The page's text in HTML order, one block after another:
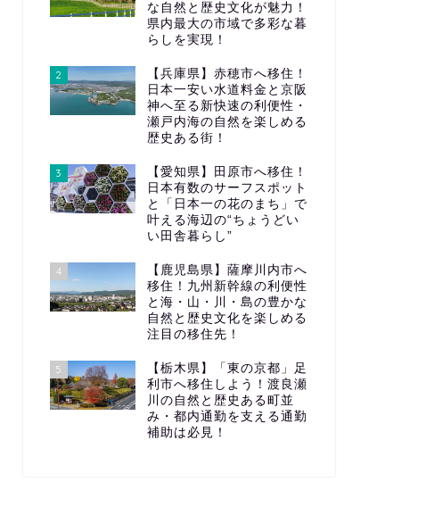
な自然と歴史文化が魅力！
県内最大の市域で多彩な暮
らしを実現！
2
【兵庫県】赤穂市へ移住！
日本一安い水道料金と京阪
神へ至る新快速の利便性・
瀬戸内海の自然を楽しめる
歴史ある街！
3
【愛知県】田原市へ移住！
日本有数のサーフスポット
と「日本一の花のまち」で
叶える海辺の“ちょうどい
い田舎暮らし”
4
【鹿児島県】薩摩川内市へ
移住！九州新幹線の利便性
と海・山・川・島の豊かな
自然と歴史文化を楽しめる
注目の移住先！
5
【栃木県】「東の京都」足
利市へ移住しよう！渡良瀬
川の自然と歴史ある町並
み・都内通勤を支える通勤
補助は必見！